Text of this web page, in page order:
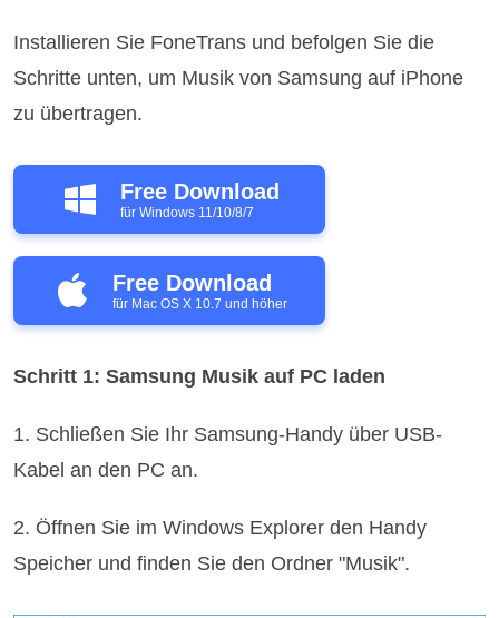
Installieren Sie FoneTrans und befolgen Sie die
Schritte unten, um Musik von Samsung auf iPhone
zu übertragen.
Free Download
für Windows 11/10/8/7
Free Download
für Mac OS X 10.7 und höher
Schritt 1: Samsung Musik auf PC laden
1. Schließen Sie Ihr Samsung-Handy über USB-
Kabel an den PC an.
2. Öffnen Sie im Windows Explorer den Handy
Speicher und finden Sie den Ordner "Musik".